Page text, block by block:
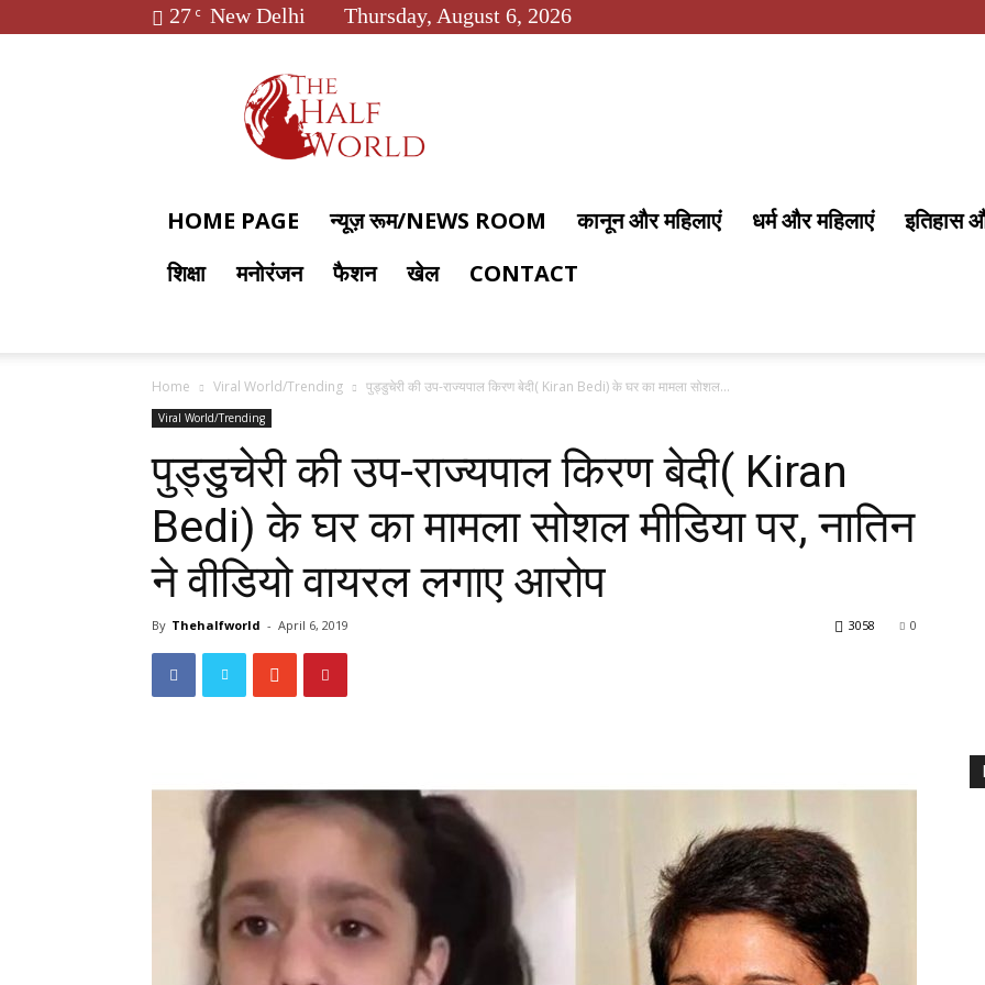
27 C New Delhi Thursday, August 6, 2026
World
HOME PAGE न्यूज़ रूम/NEWS ROOM कानून और महिलाएं धर्म और महिलाएं इतिहास
शिक्षा
मनोरंजन फैशन खेल CONTACT
Home Viral World/Trending पुड्डुचेरी की उप-राज्यपाल किरण बेदी( Kiran Bedi) के घर का मामला सोशल...
Viral World/Trending
पुड्डुचेरी की उप-राज्यपाल किरण बेदी( Kiran
Bedi) के घर का मामला सोशल मीडिया पर, नातिन
ने वीडियो वायरल लगाए आरोप
By Thehalfworld - April 6, 2019 0
3058